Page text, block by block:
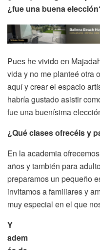
¿fue una buena
Pues he vivido en
vida y no me planteé otra
aquí y crear el espacio
habría gustado asistir
fue una buenísima
¿Qué clases ofrecéis y
En la academia
años y también para
preparamos un pequeño
invitamos a familiares y
muy especial en el que
Y
adem